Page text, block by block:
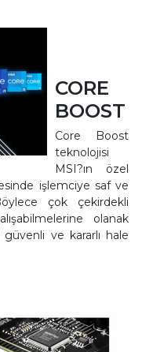
CORE
BOOST
Core Boost
teknolojisi
MSI?ın özel
işlemciye saf ve
çok çekirdekli
olanak
güvenli ve kararlı hale